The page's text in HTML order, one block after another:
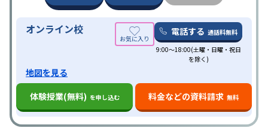
オンライン校 電話する 通話料無料
9:00～18:00(土曜・日曜・祝日
を除く)
地図を見る
体験授業(無料) を申し込む 料金などの資料請求 無料